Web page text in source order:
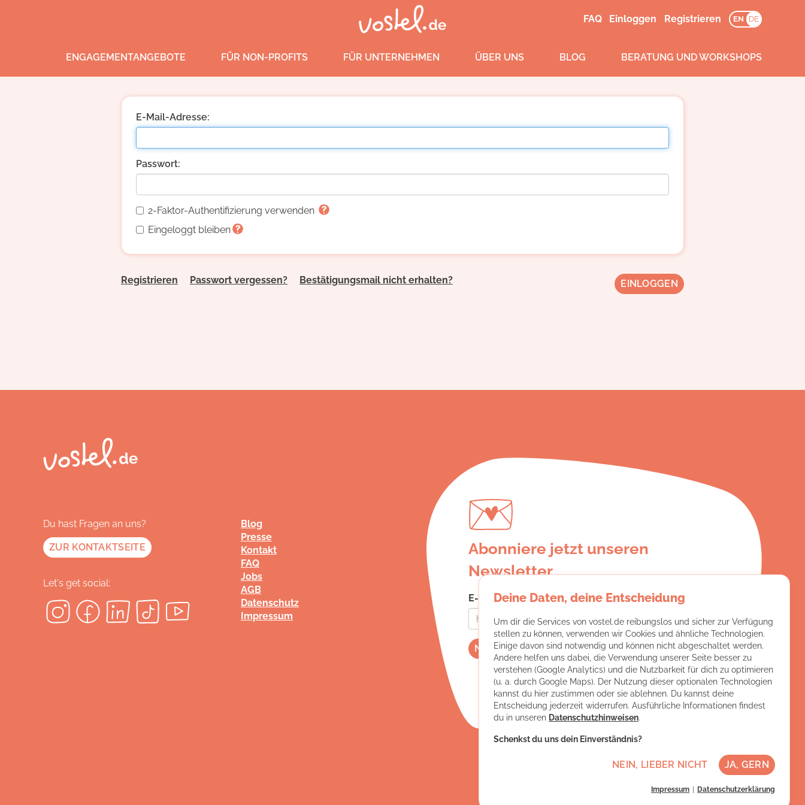
FAQ Einloggen Registrieren EN DE
ENGAGEMENTANGEBOTE FÜR NON-PROFITS FÜR UNTERNEHMEN ÜBER UNS BLOG BERATUNG UND WORKSHOPS
E-Mail-Adresse:
Passwort:
2-Faktor-Authentifizierung verwenden
Eingeloggt bleiben
Registrieren Passwort vergessen? Bestätigungsmail nicht erhalten?
Abonniere jetzt unseren
Newsletter
E-Mail-Adresse:
Blog
Presse
Kontakt
FAQ
Jobs
AGB
Datenschutz
Impressum
Du hast Fragen an uns?
ZUR KONTAKTSEITE
Let's get social:
Deine Daten, deine Entscheidung
Um dir die Services von vostel.de reibungslos und sicher zur Verfügung
stellen zu können, verwenden wir Cookies und ähnliche Technologien.
Einige davon sind notwendig und können nicht abgeschaltet werden.
Andere helfen uns dabei, die Verwendung unserer Seite besser zu
verstehen (Google Analytics) und die Nutzbarkeit für dich zu optimieren
(u. a. durch Google Maps). Der Nutzung dieser optionalen Technologien
kannst du hier zustimmen oder sie ablehnen. Du kannst deine
Entscheidung jederzeit widerrufen. Ausführliche Informationen findest
du in unseren Datenschutzhinweisen.
Schenkst du uns dein Einverständnis?
NEIN, LIEBER NICHT JA, GERN
Impressum Datenschutzerklärung